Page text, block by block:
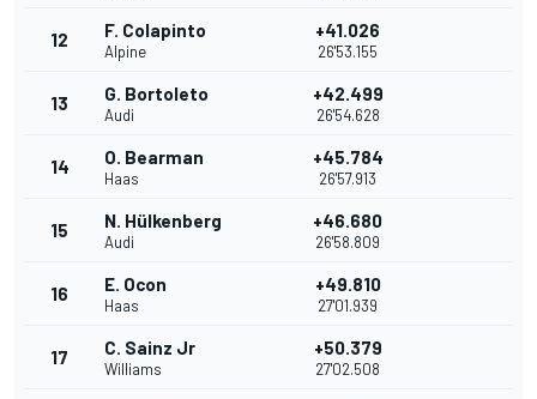
12 F. Colapinto
Alpine
+41.026
26'53.155
13 G. Bortoleto
Audi
+42.499
26'54.628
14 O. Bearman
Haas
+45.784
26'57.913
15 N. Hülkenberg
Audi
+46.680
26'58.809
16 E. Ocon
Haas
+49.810
27'01.939
17 C. Sainz Jr
Williams
+50.379
27'02.508